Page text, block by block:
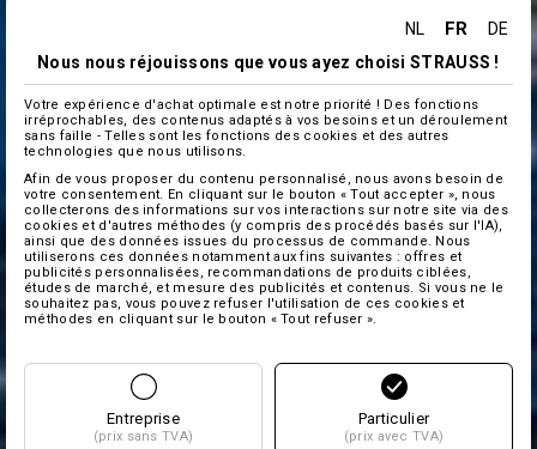
NL FR
DE
Nous nous réjouissons que vous ayez choisi STRAUSS !
Votre expérience d'achat optimale est notre priorité ! Des fonctions
irréprochables, des contenus adaptés à vos besoins et un déroulement
sans faille - Telles sont les fonctions des cookies et des autres
technologies que nous utilisons.
Afin de vous proposer du contenu personnalisé, nous avons besoin de
votre consentement. En cliquant sur le bouton « Tout accepter », nous
collecterons des informations sur vos interactions sur notre site via des
cookies et d'autres méthodes (y compris des procédés basés sur l'IA),
ainsi que des données issues du processus de commande. Nous
utiliserons ces données notamment aux fins suivantes : offres et
publicités personnalisées, recommandations de produits ciblées,
études de marché, et mesure des publicités et contenus. Si vous ne le
souhaitez pas, vous pouvez refuser l'utilisation de ces cookies et
méthodes en cliquant sur le bouton « Tout refuser ».
Entreprise
(prix sans TVA)
Particulier
(prix avec TVA)